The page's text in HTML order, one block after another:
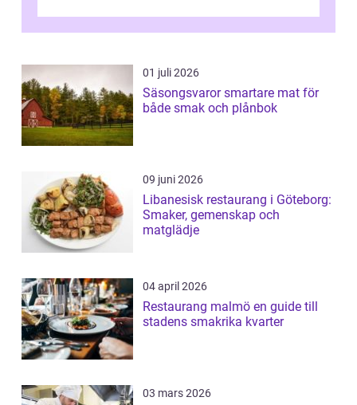
01 juli 2026
Säsongsvaror smartare mat för
både smak och plånbok
09 juni 2026
Libanesisk restaurang i Göteborg:
Smaker, gemenskap och
matglädje
04 april 2026
Restaurang malmö en guide till
stadens smakrika kvarter
03 mars 2026